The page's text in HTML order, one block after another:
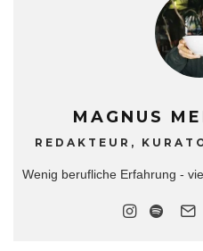
MAGNUS
REDAKTEUR,
Wenig berufliche Erfahrung -